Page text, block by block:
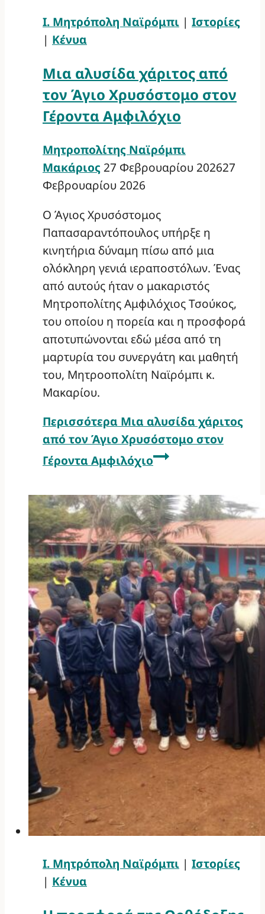
Ι. Μητρόπολη Ναϊρόμπι | Ιστορίες
| Κένυα
Μια αλυσίδα χάριτος από
τον Άγιο Χρυσόστομο στον
Γέροντα Αμφιλόχιο
Μητροπολίτης Ναϊρόμπι
Μακάριος 27 Φεβρουαρίου 202627
Φεβρουαρίου 2026
Ο Άγιος Χρυσόστομος
Παπασαραντόπουλος υπήρξε η
κινητήρια δύναμη πίσω από μια
ολόκληρη γενιά ιεραποστόλων. Ένας
από αυτούς ήταν ο μακαριστός
Μητροπολίτης Αμφιλόχιος Τσούκος,
του οποίου η πορεία και η προσφορά
αποτυπώνονται εδώ μέσα από τη
μαρτυρία του συνεργάτη και μαθητή
του, Μητροοπολίτη Ναϊρόμπι κ.
Μακαρίου.
Περισσότερα Μια αλυσίδα χάριτος
από τον Άγιο Χρυσόστομο στον
Γέροντα Αμφιλόχιο
Ι. Μητρόπολη Ναϊρόμπι | Ιστορίες
| Κένυα